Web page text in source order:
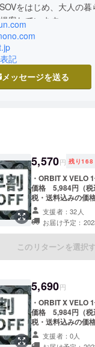
をはじめ、大人の暮
記
メッセージを送る
5,570円 残り168
・ORBIT X VELO
価格 5,984円（税
税・送料込みの価
す」アプリ搭載の
Mac及び「デバイ
のApple Watchで使
※Android機では、
せん。 ※皆様のご支
になる可能性もご
ください。 ※ご注
の供給状況、製造
より出荷時期が遅
す。
支援者：32人
お届け予定：
このリターンを選択
5,690円
・ORBIT X VELO
価格 5,984円（税
税・送料込みの価
す」アプリ搭載の
Mac及び「デバイ
支援者：0人